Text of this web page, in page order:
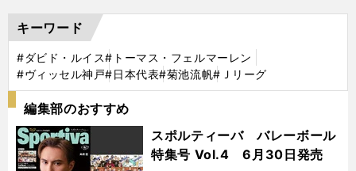
キーワード
#ダビド・ルイス#トーマス・フェルマーレン
#ヴィッセル神戸#日本代表#菊池流帆#Ｊリーグ
編集部のおすすめ
スポルティーバ バレーボール
特集号 Vol.4 6月30日発売